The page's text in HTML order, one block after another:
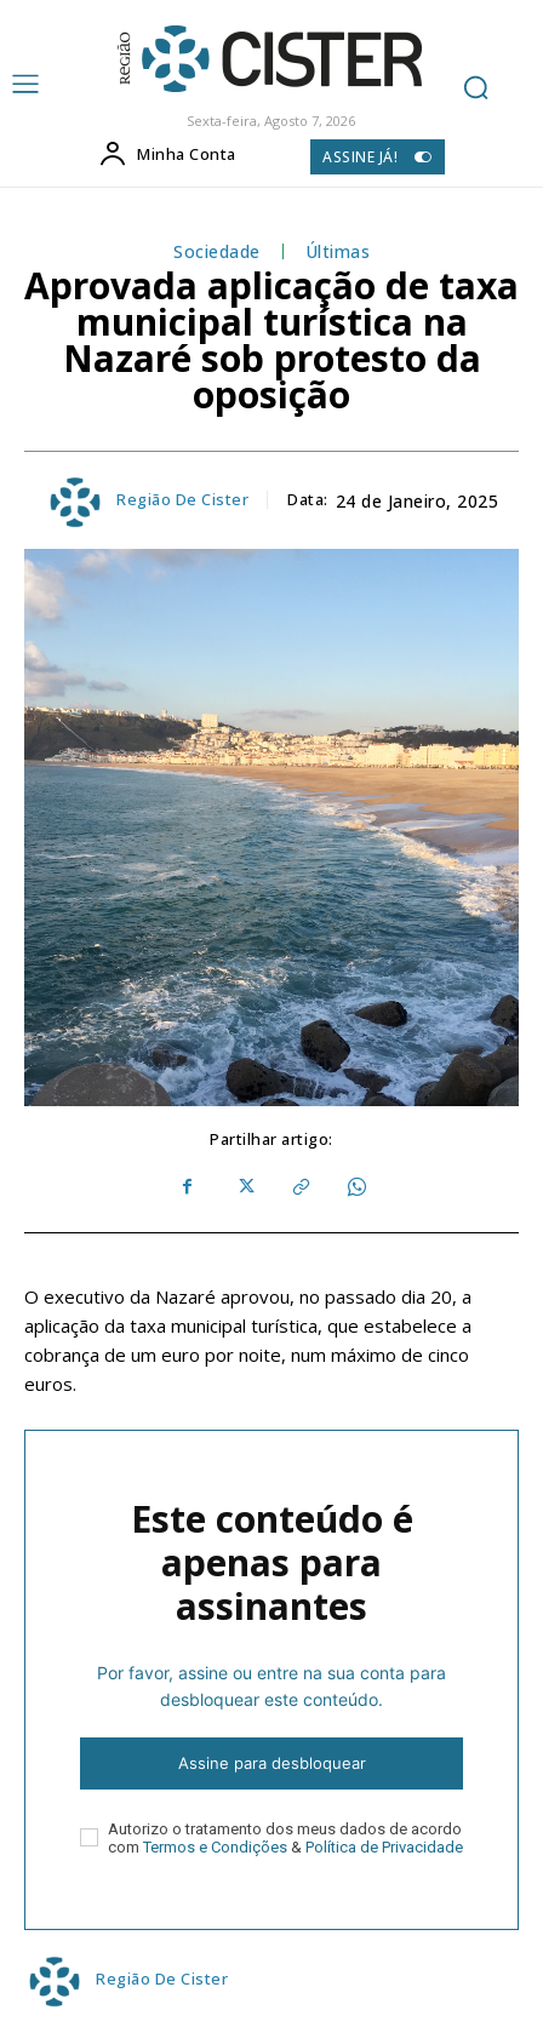
Sexta-feira, Agosto 7, 2026
Minha Conta ASSINE JÁ!
Sociedade Últimas
Aprovada aplicação de taxa
municipal turística na
Nazaré sob protesto da
oposição
Região De Cister Data: 24 de Janeiro, 2025
Partilhar artigo:
O executivo da Nazaré aprovou, no passado dia 20, a
aplicação da taxa municipal turística, que estabelece a
cobrança de um euro por noite, num máximo de cinco
euros.
Este conteúdo é
apenas para
assinantes
Por favor, assine ou entre na sua conta para
desbloquear este conteúdo.
Assine para desbloquear
Autorizo o tratamento dos meus dados de acordo
comTermos e Condições & Política de Privacidade
Região De Cister